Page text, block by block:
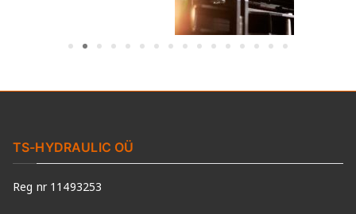
TS-HYDRAULIC OÜ
Reg nr 11493253